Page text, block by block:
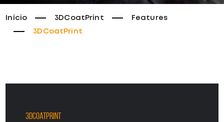
Início 3DCoatPrint
Features
3DCoatPrint
3DCoatPrint